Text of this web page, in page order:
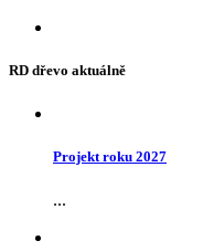
RD dřevo aktuálně
Projekt roku 2027
...